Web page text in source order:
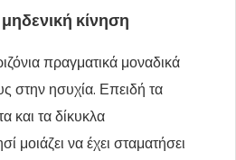
κίνηση
πραγματικά μοναδικά
στην ησυχία. Επειδή τα
και τα δίκυκλα
μοιάζει να έχει σταματήσει